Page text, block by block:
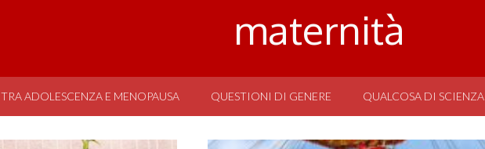
maternità
TRA ADOLESCENZA E MENOPAUSA QUESTIONI DI GENERE QUALCOSA DI SCIENZA